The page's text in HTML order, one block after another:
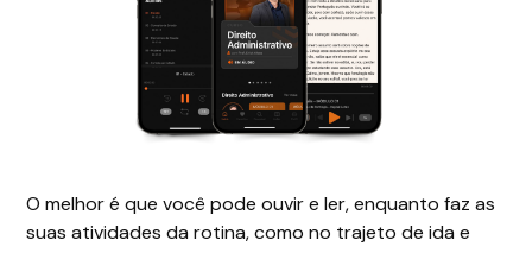
O melhor é que você pode ouvir e ler, enquanto faz as
suas atividades da rotina, como no trajeto de ida e